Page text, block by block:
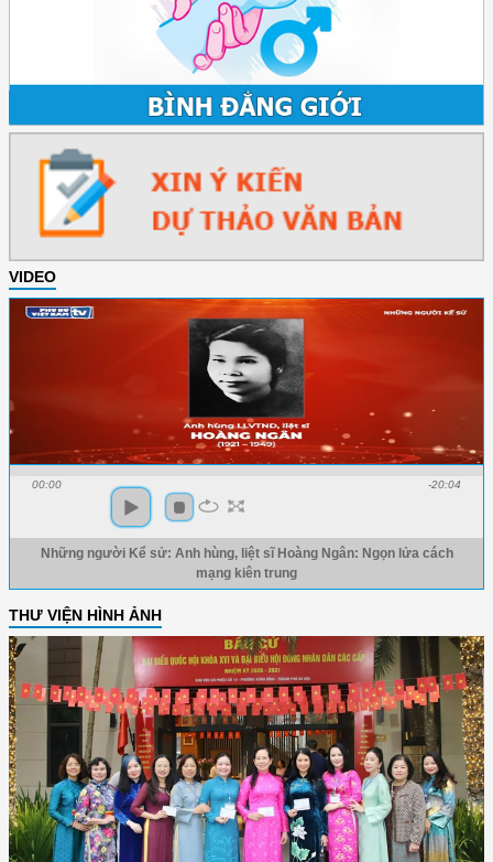
VIDEO
00:00 -20:04
Những người Kể sử: Anh hùng, liệt sĩ Hoàng Ngân: Ngọn lửa cách
mạng kiên trung
THƯ VIỆN HÌNH ẢNH